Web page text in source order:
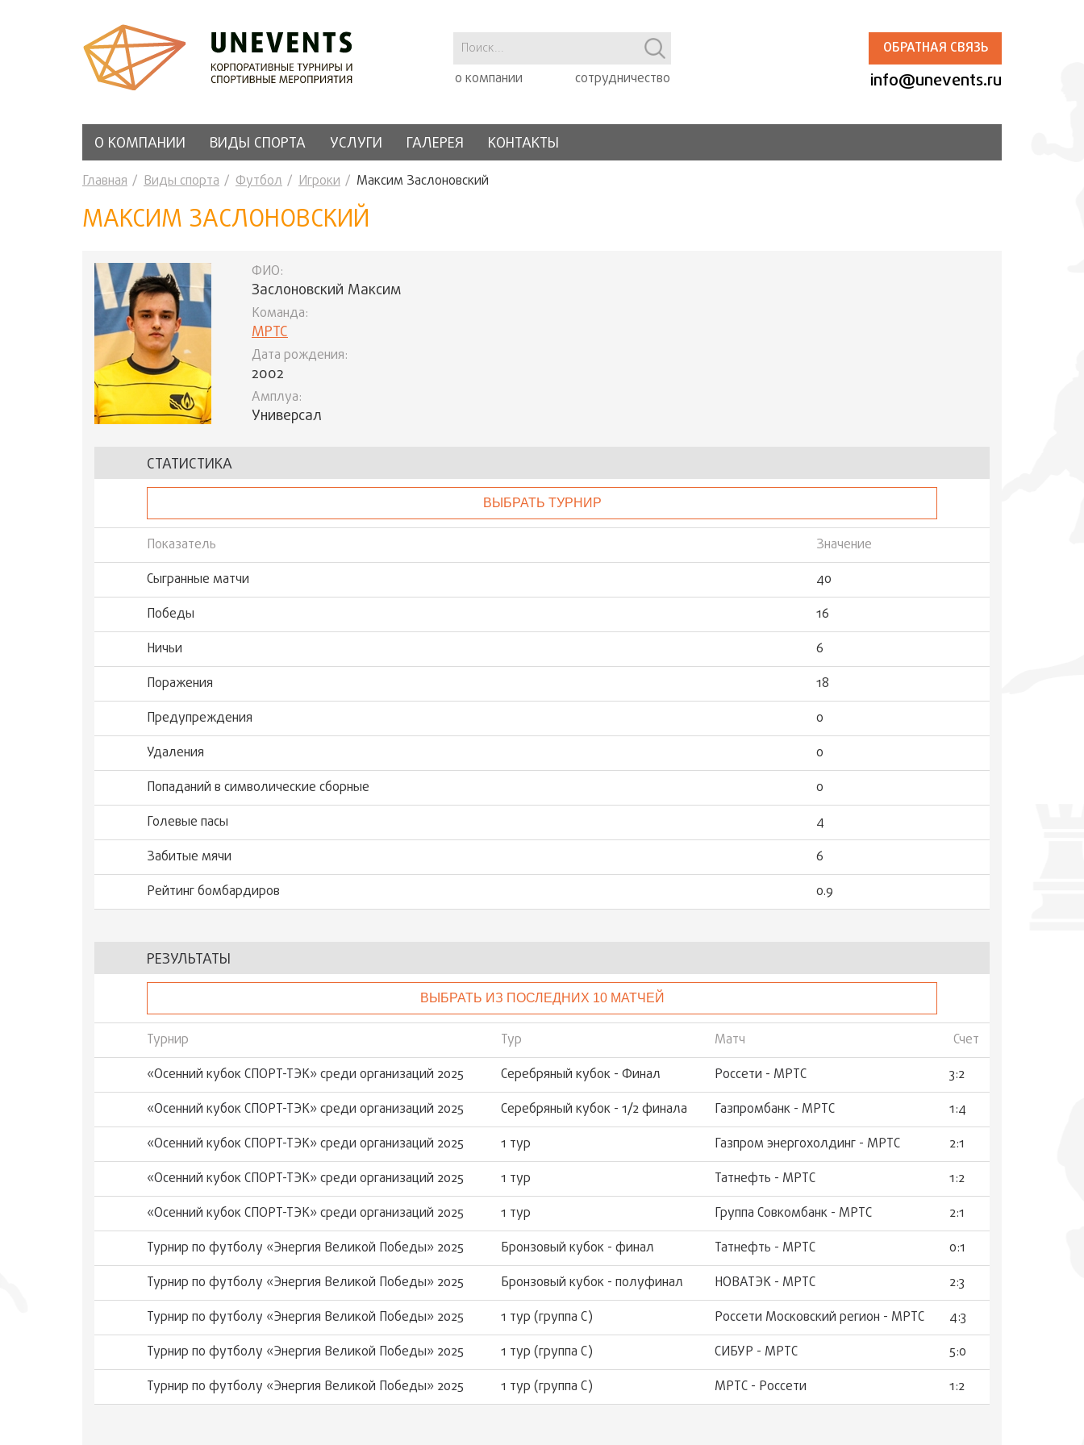
о компании сотрудничество
ОБРАТНАЯ СВЯЗЬ
info@unevents.ru
О КОМПАНИИ ВИДЫ СПОРТА УСЛУГИ ГАЛЕРЕЯ КОНТАКТЫ
Главная Виды спорта Футбол Игроки Максим Заслоновский
МАКСИМ ЗАСЛОНОВСКИЙ
ФИО:
Заслоновский Максим
Команда:
МРТС
Дата рождения:
2002
Амплуа:
Универсал
СТАТИСТИКА
ВЫБРАТЬ ТУРНИР
Показатель
Значение
Сыгранные матчи
40
Победы
16
Ничьи
6
Поражения
18
Предупреждения
0
Удаления
0
Попаданий в символические сборные
0
Голевые пасы
4
Забитые мячи
6
Рейтинг бомбардиров
0.9
РЕЗУЛЬТАТЫ
ВЫБРАТЬ ИЗ ПОСЛЕДНИХ 10 МАТЧЕЙ
Турнир Тур Матч
Счет
«Осенний кубок СПОРТ-ТЭК» среди организаций 2025
Серебряный кубок - Финал Россети - МРТС
3:2
«Осенний кубок СПОРТ-ТЭК» среди организаций 2025
Серебряный кубок - 1/2 финала Газпромбанк - МРТС
1:4
«Осенний кубок СПОРТ-ТЭК» среди организаций 2025
1 тур Газпром энергохолдинг - МРТС
2:1
«Осенний кубок СПОРТ-ТЭК» среди организаций 2025
1 тур Татнефть - МРТС
1:2
«Осенний кубок СПОРТ-ТЭК» среди организаций 2025
1 тур Группа Совкомбанк - МРТС
2:1
Турнир по футболу «Энергия Великой Победы» 2025
Бронзовый кубок - финал Татнефть - МРТС
0:1
Турнир по футболу «Энергия Великой Победы» 2025
Бронзовый кубок - полуфинал НОВАТЭК - МРТС
2:3
Турнир по футболу «Энергия Великой Победы» 2025
1 тур (группа С) Россети Московский регион - МРТС
4:3
Турнир по футболу «Энергия Великой Победы» 2025
1 тур (группа С) СИБУР - МРТС
5:0
Турнир по футболу «Энергия Великой Победы» 2025
1 тур (группа С) МРТС - Россети 1:2